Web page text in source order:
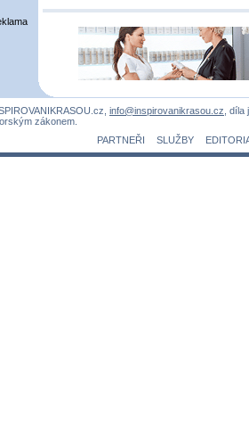
info@inspirovanikrasou.cz, díla
zákonem.
PARTNEŘI
SLUŽBY